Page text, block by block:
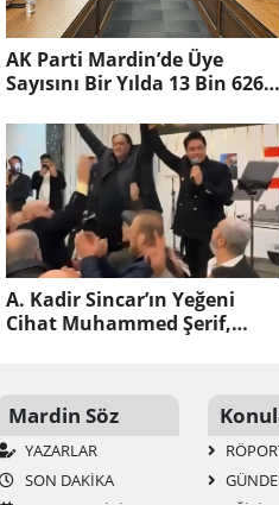
AK Parti Mardin’de Üye
Sayısını Bir Yılda 13 Bin 626
A. Kadir Sincar’ın Yeğeni
Cihat Muhammed Şerif,
Mardin Söz
YAZARLAR
SON DAKİKA